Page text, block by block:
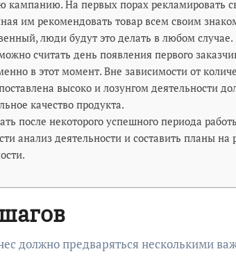
кампанию. На первых порах рекламировать
им рекомендовать товар всем своим
люди будут это делать в любом случае.
считать день появления первого
в этот момент. Вне зависимости от
высоко и лозунгом деятельности
качество продукта.
после некоторого успешного периода
анализ деятельности и составить планы
должно предваряться несколькими